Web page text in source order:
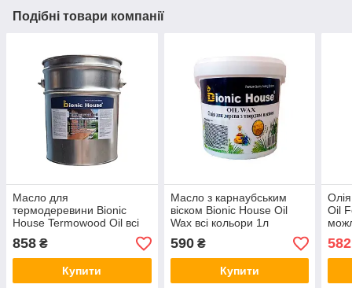
Подібні товари компанії
Масло для
термодеревини Bionic
House Termowood Oil всі
кольори 1л
858 ₴
Купити
Масло з карнаубським
віском Bionic House Oil
Wax всі кольори 1л
590₴
Купити
Oil
0.5л
582